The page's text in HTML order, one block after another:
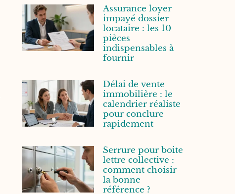
Assurance loyer
impayé dossier
locataire : les 10
pièces
indispensables à
fournir
Délai de vente
immobilière : le
calendrier réaliste
pour conclure
rapidement
Serrure pour boite
lettre collective :
comment choisir
la bonne
référence ?